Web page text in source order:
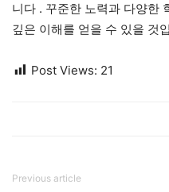
니다 . 꾸준한 노력과 다양한
깊은 이해를 얻을 수 있을 것
Post Views: 21
Previous article